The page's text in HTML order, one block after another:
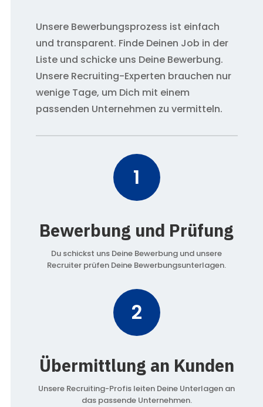
Unsere Bewerbungsprozess ist einfach
und transparent. Finde Deinen Job in der
Liste und schicke uns Deine Bewerbung.
Unsere Recruiting-Experten brauchen nur
wenige Tage, um Dich mit einem
passenden Unternehmen zu vermitteln.
1
Bewerbung und Prüfung
Du schickst uns Deine Bewerbung und unsere
Recruiter prüfen Deine Bewerbungsunterlagen.
2
Übermittlung an Kunden
Unsere Recruiting-Profis leiten Deine Unterlagen an
das passende Unternehmen.